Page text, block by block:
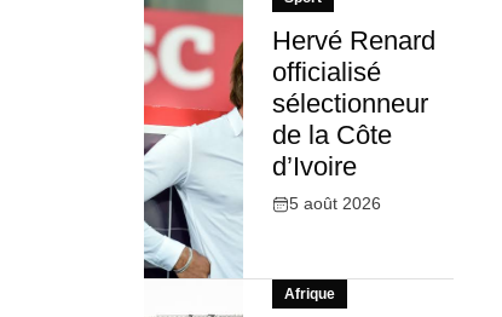
Hervé Renard
officialisé
sélectionneur
de la Côte
d’Ivoire
5 août 2026
Afrique